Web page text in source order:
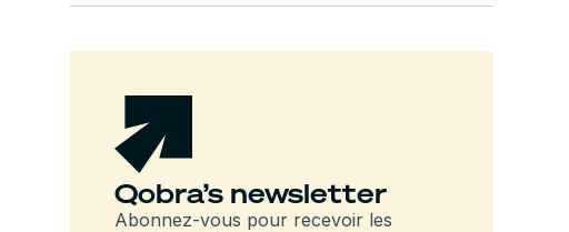
Qobra’s newsletter
Abonnez-vous pour recevoir les